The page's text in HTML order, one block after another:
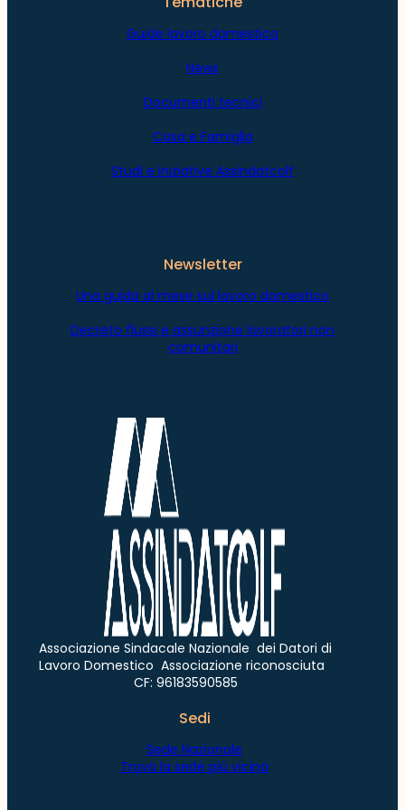
Guide lavoro domestico
News
Documenti tecnici
Casa e Famiglia
Studi e iniziative Assindatcolf
Newsletter
Una guida al mese sul lavoro domestico
Decreto flussi e assunzione lavoratori non
comunitari
Associazione Sindacale Nazionale dei Datori di
Lavoro Domestico Associazione riconosciuta
CF: 96183590585
Sedi
Sede Nazionale
Trova la sede più vicina